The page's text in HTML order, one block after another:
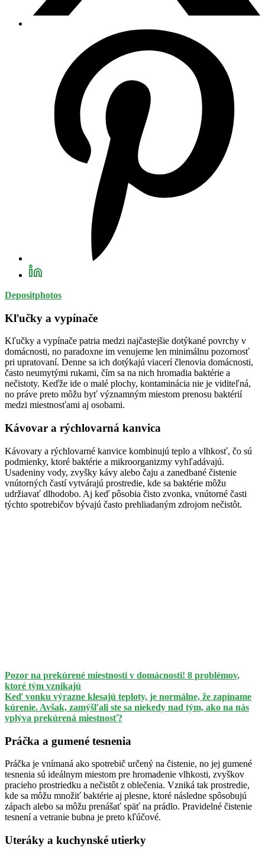
Depositphotos
Kľučky a vypínače
Kľučky a vypínače patria medzi najčastejšie dotýkané povrchy v
domácnosti, no paradoxne im venujeme len minimálnu pozornosť
pri upratovaní. Denne sa ich dotýkajú viacerí členovia domácnosti,
často neumytými rukami, čím sa na nich hromadia baktérie a
nečistoty. Keďže ide o malé plochy, kontaminácia nie je viditeľná,
no práve preto môžu byť významným miestom prenosu baktérií
medzi miestnosťami aj osobami.
Kávovar a rýchlovarná kanvica
Kávovary a rýchlovarné kanvice kombinujú teplo a vlhkosť, čo sú
podmienky, ktoré baktérie a mikroorganizmy vyhľadávajú.
Usadeniny vody, zvyšky kávy alebo čaju a zanedbané čistenie
vnútorných častí vytvárajú prostredie, kde sa baktérie môžu
udržiavať dlhodobo. Aj keď pôsobia čisto zvonka, vnútorné časti
týchto spotrebičov bývajú často prehliadaným zdrojom nečistôt.
Pozor na prekúrené miestnosti v domácnosti! 8 problémov,
ktoré tým vznikajú
Keď vonku výrazne klesajú teploty, je normálne, že zapíname
kúrenie. Avšak, zamýšľali ste sa niekedy nad tým, ako na nás
vplýva prekúrená miestnosť?
Práčka a gumené tesnenia
Práčka je vnímaná ako spotrebič určený na čistenie, no jej gumené
tesnenia sú ideálnym miestom pre hromadenie vlhkosti, zvyškov
pracieho prostriedku a nečistôt z oblečenia. Vzniká tak prostredie,
kde sa môžu množiť baktérie aj plesne, ktoré následne spôsobujú
zápach alebo sa môžu prenášať späť na prádlo. Pravidelné čistenie
tesnení a vetranie bubna je preto kľúčové.
Uteráky a kuchynské utierky